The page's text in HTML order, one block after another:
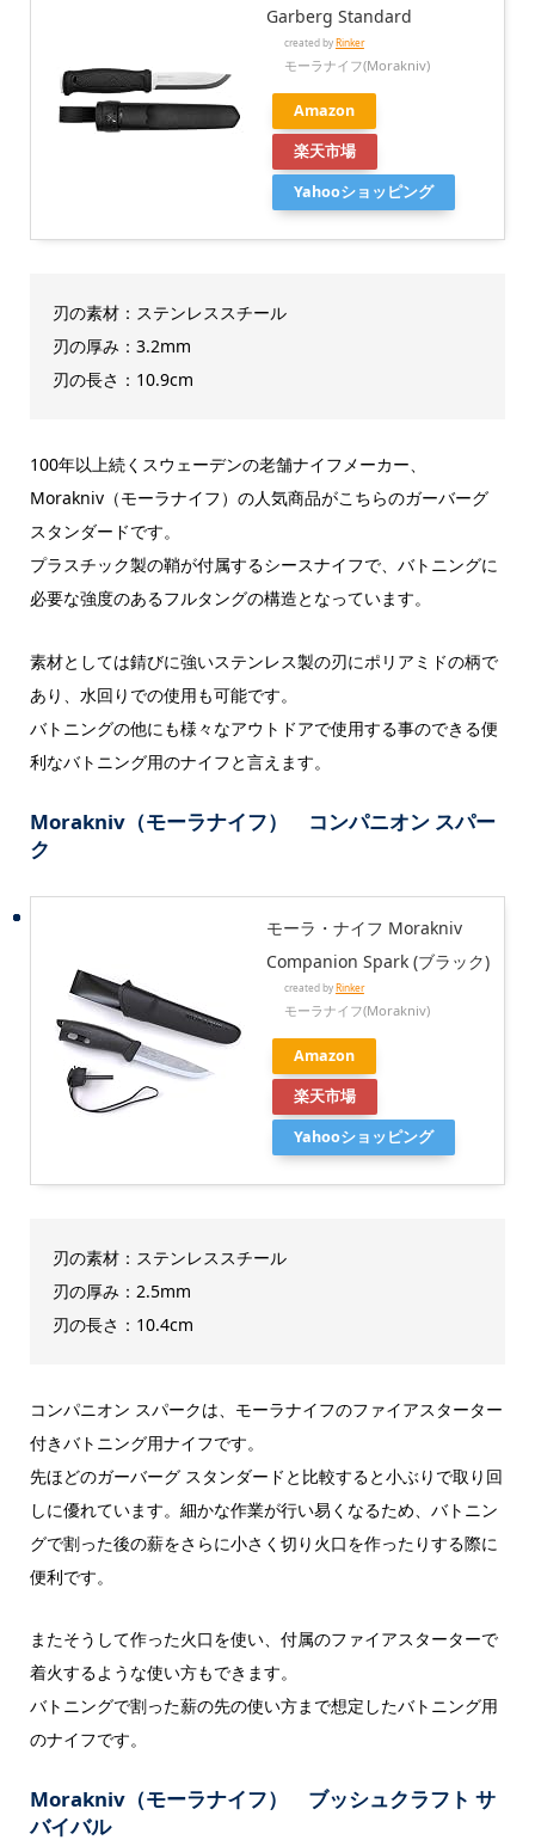
Garberg Standard
created byRinker
モーラナイフ(Morakniv)
Amazon
楽天市場
Yahooショッピング
刃の素材：ステンレススチール
刃の厚み：3.2mm
刃の長さ：10.9cm
100年以上続くスウェーデンの老舗ナイフメーカー、
Morakniv（モーラナイフ）の人気商品がこちらのガーバーグ
スタンダードです。
プラスチック製の鞘が付属するシースナイフで、バトニングに
必要な強度のあるフルタングの構造となっています。
素材としては錆びに強いステンレス製の刃にポリアミドの柄で
あり、水回りでの使用も可能です。
バトニングの他にも様々なアウトドアで使用する事のできる便
利なバトニング用のナイフと言えます。
Morakniv（モーラナイフ） コンパニオン スパー
ク
モーラ・ナイフ Morakniv
Companion Spark (ブラック)
created byRinker
モーラナイフ(Morakniv)
Amazon
楽天市場
Yahooショッピング
刃の素材：ステンレススチール
刃の厚み：2.5mm
刃の長さ：10.4cm
コンパニオン スパークは、モーラナイフのファイアスターター
付きバトニング用ナイフです。
先ほどのガーバーグ スタンダードと比較すると小ぶりで取り回
しに優れています。細かな作業が行い易くなるため、バトニン
グで割った後の薪をさらに小さく切り火口を作ったりする際に
便利です。
またそうして作った火口を使い、付属のファイアスターターで
着火するような使い方もできます。
バトニングで割った薪の先の使い方まで想定したバトニング用
のナイフです。
Morakniv（モーラナイフ） ブッシュクラフト サ
バイバル